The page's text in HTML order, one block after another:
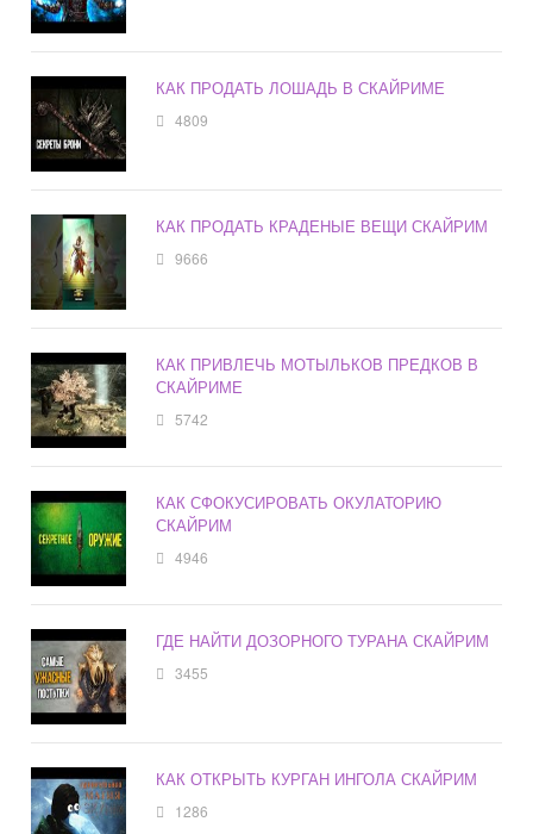
КАК ПРОДАТЬ ЛОШАДЬ В СКАЙРИМЕ
4809
КАК ПРОДАТЬ КРАДЕНЫЕ ВЕЩИ СКАЙРИМ
9666
КАК ПРИВЛЕЧЬ МОТЫЛЬКОВ ПРЕДКОВ В
СКАЙРИМЕ
5742
КАК СФОКУСИРОВАТЬ ОКУЛАТОРИЮ
СКАЙРИМ
4946
ГДЕ НАЙТИ ДОЗОРНОГО ТУРАНА СКАЙРИМ
3455
КАК ОТКРЫТЬ КУРГАН ИНГОЛА СКАЙРИМ
1286